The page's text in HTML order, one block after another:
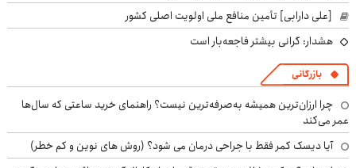
[علی دارابی] تأمین منافع ملی اولویت اصلی کشور
هشدار: گرانی بیشتر فاجعه‌بار است
بازرگانی
چرا ارزان‌ترین همیشه به‌صرفه‌ترین نیست؟ راهنمای خرید ساعتی که سال‌ها
عمر می‌کند
آیا دیسک کمر فقط با جراحی درمان می شود؟ (روش های نوین و کم خطر)